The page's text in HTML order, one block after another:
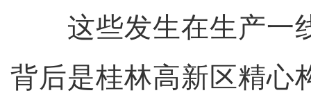
这些发生在生产一
背后是桂林高新区精心